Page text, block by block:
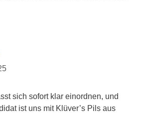
sich sofort klar einordnen, und
ist uns mit Klüver’s Pils aus